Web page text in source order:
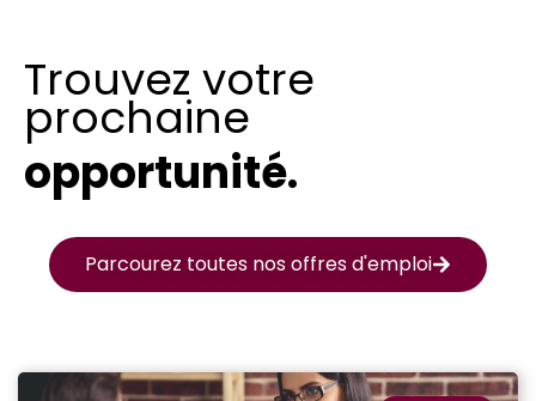
Trouvez votre
prochaine
opportunité.
Parcourez toutes nos offres d'emploi